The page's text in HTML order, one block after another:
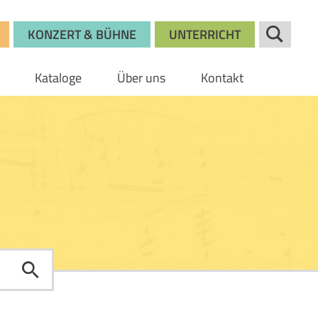
KONZERT & BÜHNE UNTERRICHT
Kataloge Über uns Kontakt